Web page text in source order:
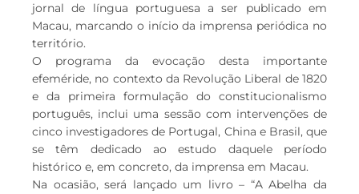
jornal de língua portuguesa a ser publicado em
Macau, marcando o início da imprensa periódica no
território.
O programa da evocação desta importante
efeméride, no contexto da Revolução Liberal de 1820
e da primeira formulação do constitucionalismo
português, inclui uma sessão com intervenções de
cinco investigadores de Portugal, China e Brasil, que
se têm dedicado ao estudo daquele período
histórico e, em concreto, da imprensa em Macau.
Na ocasião, será lançado um livro – “A Abelha da